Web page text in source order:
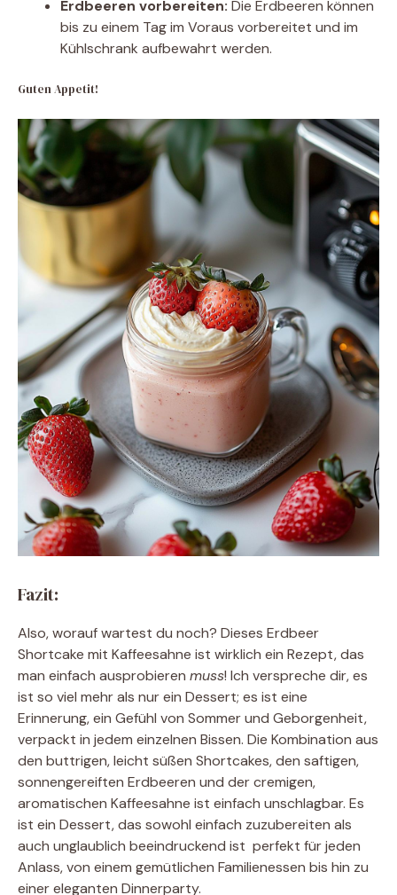
Erdbeeren vorbereiten: Die Erdbeeren können
bis zu einem Tag im Voraus vorbereitet und im
Kühlschrank aufbewahrt werden.
Guten Appetit!
Fazit:
Also, worauf wartest du noch? Dieses Erdbeer
Shortcake mit Kaffeesahne ist wirklich ein Rezept, das
man einfach ausprobieren muss! Ich verspreche dir, es
ist so viel mehr als nur ein Dessert; es ist eine
Erinnerung, ein Gefühl von Sommer und Geborgenheit,
verpackt in jedem einzelnen Bissen. Die Kombination aus
den buttrigen, leicht süßen Shortcakes, den saftigen,
sonnengereiften Erdbeeren und der cremigen,
aromatischen Kaffeesahne ist einfach unschlagbar. Es
ist ein Dessert, das sowohl einfach zuzubereiten als
auch unglaublich beeindruckend ist  perfekt für jeden
Anlass, von einem gemütlichen Familienessen bis hin zu
einer eleganten Dinnerparty.